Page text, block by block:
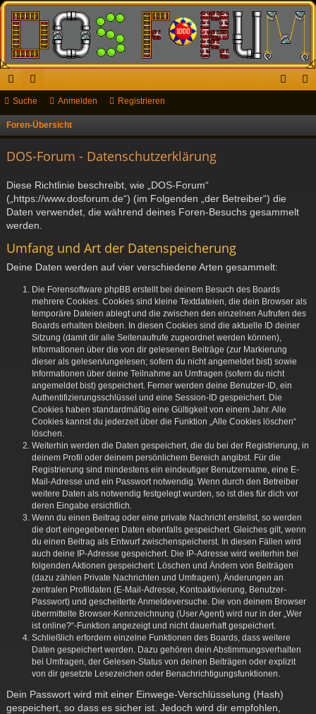
ch
ne
riff
or
en
Suche Anmelden Registrieren
Foren-Übersicht
DOS-Forum - Datenschutzerklärung
Diese Richtlinie beschreibt, wie „DOS-Forum“
(„https://www.dosforum.de“) (im Folgenden „der Betreiber“) die
Daten verwendet, die während deines Foren-Besuchs gesammelt
werden.
Umfang und Art der Datenspeicherung
Deine Daten werden auf vier verschiedene Arten gesammelt:
Die Forensoftware phpBB erstellt bei deinem Besuch des Boards
mehrere Cookies. Cookies sind kleine Textdateien, die dein Browser als
temporäre Dateien ablegt und die zwischen den einzelnen Aufrufen des
Boards erhalten bleiben. In diesen Cookies sind die aktuelle ID deiner
Sitzung (damit dir alle Seitenaufrufe zugeordnet werden können),
Informationen über die von dir gelesenen Beiträge (zur Markierung
dieser als gelesen/ungelesen; sofern du nicht angemeldet bist) sowie
Informationen über deine Teilnahme an Umfragen (sofern du nicht
angemeldet bist) gespeichert. Ferner werden deine Benutzer-ID, ein
Authentifizierungsschlüssel und eine Session-ID gespeichert. Die
Cookies haben standardmäßig eine Gültigkeit von einem Jahr. Alle
Cookies kannst du jederzeit über die Funktion „Alle Cookies löschen“
löschen.
Weiterhin werden die Daten gespeichert, die du bei der Registrierung, in
deinem Profil oder deinem persönlichem Bereich angibst. Für die
Registrierung sind mindestens ein eindeutiger Benutzername, eine E-
Mail-Adresse und ein Passwort notwendig. Wenn durch den Betreiber
weitere Daten als notwendig festgelegt wurden, so ist dies für dich vor
deren Eingabe ersichtlich.
Wenn du einen Beitrag oder eine private Nachricht erstellst, so werden
die dort eingegebenen Daten ebenfalls gespeichert. Gleiches gilt, wenn
du einen Beitrag als Entwurf zwischenspeicherst. In diesen Fällen wird
auch deine IP-Adresse gespeichert. Die IP-Adresse wird weiterhin bei
folgenden Aktionen gespeichert: Löschen und Ändern von Beiträgen
(dazu zählen Private Nachrichten und Umfragen), Änderungen an
zentralen Profildaten (E-Mail-Adresse, Kontoaktivierung, Benutzer-
Passwort) und gescheiterte Anmeldeversuche. Die von deinem Browser
übermittelte Browser-Kennzeichnung (User Agent) wird nur in der „Wer
ist online?“-Funktion angezeigt und nicht dauerhaft gespeichert.
Schließlich erfordern einzelne Funktionen des Boards, dass weitere
Daten gespeichert werden. Dazu gehören dein Abstimmungsverhalten
bei Umfragen, der Gelesen-Status von deinen Beiträgen oder explizit
von dir gesetzte Lesezeichen oder Benachrichtigungsfunktionen.
Dein Passwort wird mit einer Einwege-Verschlüsselung (Hash)
gespeichert, so dass es sicher ist. Jedoch wird dir empfohlen,